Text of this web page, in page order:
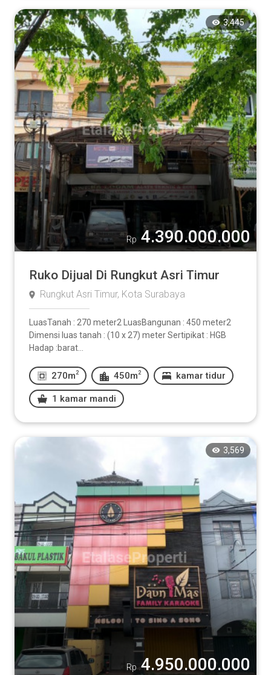
3,445
Rp 4.390.000.000
Ruko Dijual Di Rungkut Asri Timur
Rungkut Asri Timur, Kota Surabaya
LuasTanah : 270 meter2 LuasBangunan : 450 meter2
Dimensi luas tanah : (10 x 27) meter Sertipikat : HGB
Hadap :barat...
270m 2 450m 2 kamar tidur
1 kamar mandi
3,569
Rp 4.950.000.000